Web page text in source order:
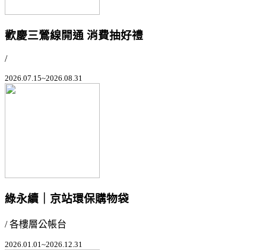
歡慶三鶯線開通 消費抽好禮
/
2026.07.15~2026.08.31
綠永續｜京站環保購物袋
/ 各樓層公帳台
2026.01.01~2026.12.31